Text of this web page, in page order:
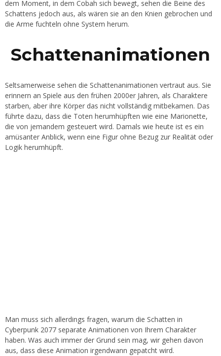
dem Moment, in dem Cobah sich bewegt, sehen die Beine des
Schattens jedoch aus, als wären sie an den Knien gebrochen und
die Arme fuchteln ohne System herum.
Schattenanimationen
Seltsamerweise sehen die Schattenanimationen vertraut aus. Sie
erinnern an Spiele aus den frühen 2000er Jahren, als Charaktere
starben, aber ihre Körper das nicht vollständig mitbekamen. Das
führte dazu, dass die Toten herumhüpften wie eine Marionette,
die von jemandem gesteuert wird. Damals wie heute ist es ein
amüsanter Anblick, wenn eine Figur ohne Bezug zur Realität oder
Logik herumhüpft.
Man muss sich allerdings fragen, warum die Schatten in
Cyberpunk 2077 separate Animationen von Ihrem Charakter
haben. Was auch immer der Grund sein mag, wir gehen davon
aus, dass diese Animation irgendwann gepatcht wird.